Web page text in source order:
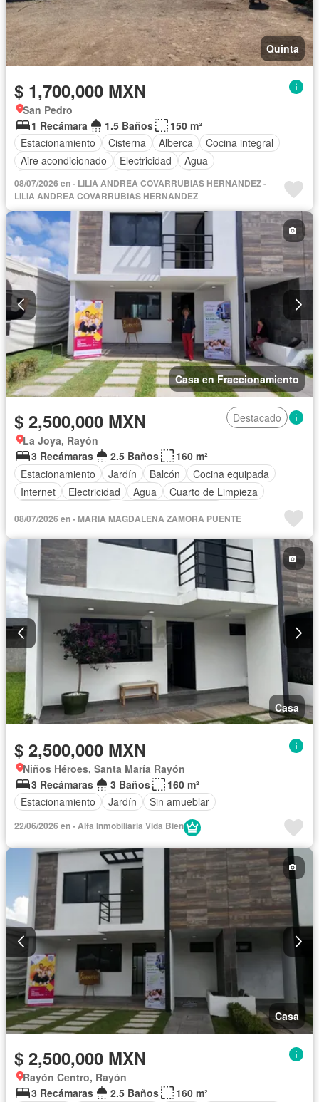
Quinta
$ 1,700,000 MXN
San Pedro
1 Recámara
1.5 Baños
150 m²
Estacionamiento
Cisterna Alberca
Cocina integral
Aire acondicionado
Electricidad
Agua
Recámara con closet
Sin amueblar
08/07/2026 en - LILIA ANDREA COVARRUBIAS HERNANDEZ -
LILIA ANDREA COVARRUBIAS HERNANDEZ
Casa en Fraccionamiento
$ 2,500,000 MXN
Destacado
La Joya, Rayón
3 Recámaras
2.5 Baños
160 m²
Estacionamiento
Jardín Balcón
Cocina equipada
Internet
Electricidad Agua
Cuarto de Limpieza
Caseta de vigilancia
Sin amueblar
08/07/2026 en - MARIA MAGDALENA ZAMORA PUENTE
Casa
$ 2,500,000 MXN
Niños Héroes, Santa María Rayón
3 Recámaras
3 Baños
160 m²
Estacionamiento
Jardín Sin amueblar
22/06/2026 en - Alfa Inmobiliaria Vida Bien
Casa
$ 2,500,000 MXN
Rayón Centro, Rayón
3 Recámaras
2.5 Baños
160 m²